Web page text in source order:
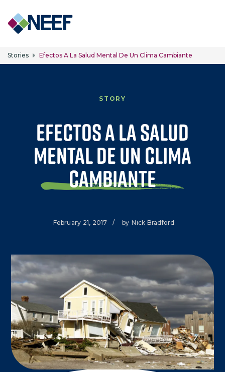
Skip to main content
Stories Efectos A La Salud Mental De Un Clima Cambiante
STORY
Efectos a la salud
mental de un clima
cambiante
February 21, 2017 / by Nick Bradford